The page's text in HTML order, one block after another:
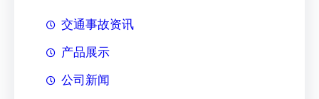
交通事故资讯
产品展示
公司新闻